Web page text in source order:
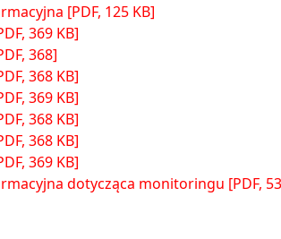
[PDF, 125 KB]
369 KB]
368]
368 KB]
369 KB]
368 KB]
368 KB]
369 KB]
dotycząca monitoringu [PDF,